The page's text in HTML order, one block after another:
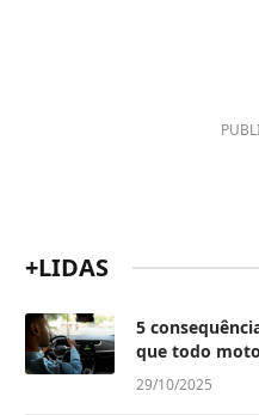
+LIDAS
5
que todo
29/10/2025